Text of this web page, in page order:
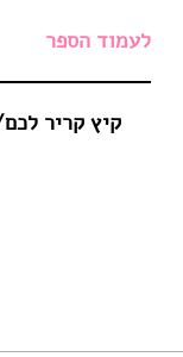
לעמוד הספר
קיץ קריר